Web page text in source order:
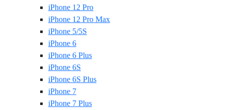
iPhone 12 Pro
iPhone 12 Pro Max
iPhone 5/5S
iPhone 6
iPhone 6 Plus
iPhone 6S
iPhone 6S Plus
iPhone 7
iPhone 7 Plus